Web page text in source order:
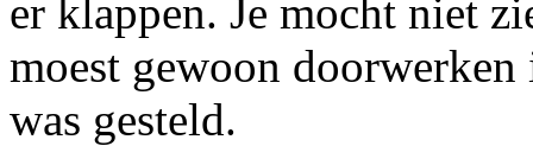
er klappen. Je mocht niet
moest gewoon
was gesteld.